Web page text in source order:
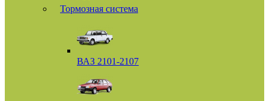
Тормозная система
ВАЗ 2101-2107